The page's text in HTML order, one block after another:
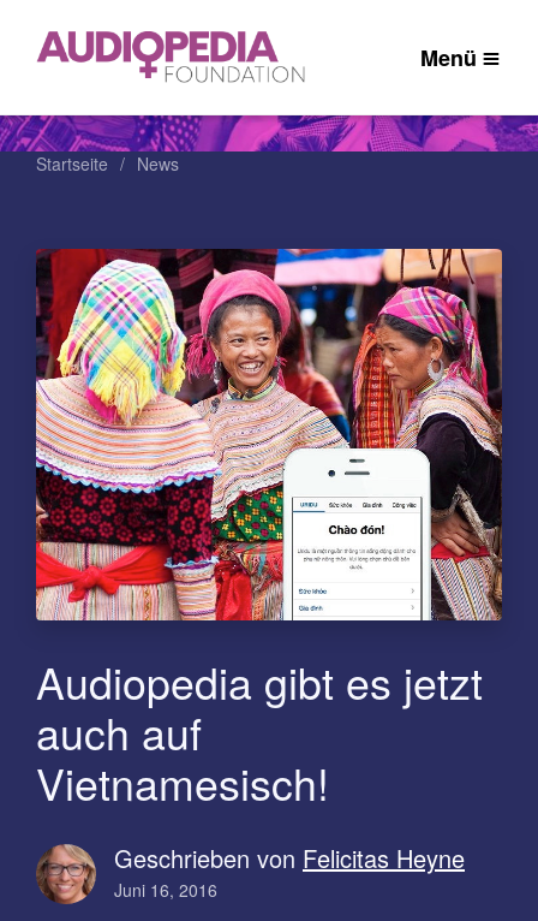
Menü
Startseite News
Audiopedia gibt es jetzt
auch auf
Vietnamesisch!
Geschrieben von Felicitas Heyne
Juni 16, 2016